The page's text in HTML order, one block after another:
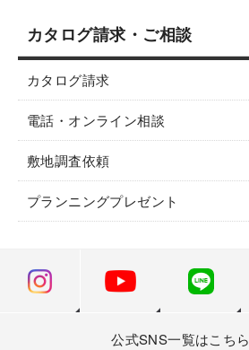
カタログ請求・ご相談
カタログ請求
電話・オンライン相談
敷地調査依頼
プランニングプレゼント
公式SNS一覧はこちら